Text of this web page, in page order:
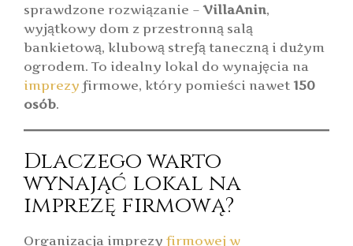
sprawdzone rozwiązanie –VillaAnin,
wyjątkowy dom z przestronną salą
bankietową, klubową strefą taneczną i dużym
ogrodem. To idealny lokal do wynajęcia na
imprezy firmowe, który pomieści nawet 150
osób.
Dlaczego warto
wynająć lokal na
imprezę firmową?
Organizacja imprezy firmowej w